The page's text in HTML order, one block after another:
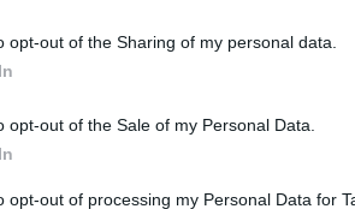
opt-out of the Sharing of my personal data.
opt-out of the Sale of my Personal Data.
opt-out of processing my Personal Data for
évek óta ment a kálvária a
már nagyon régóta bezárt,
nemrég kigyulladt a
együtt bruttó 590 millió
szükséges felújításokat